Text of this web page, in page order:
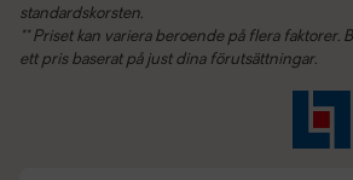
standardskorsten.
** Priset kan variera beroende på flera faktorer.
ett pris baserat på just dina förutsättningar.